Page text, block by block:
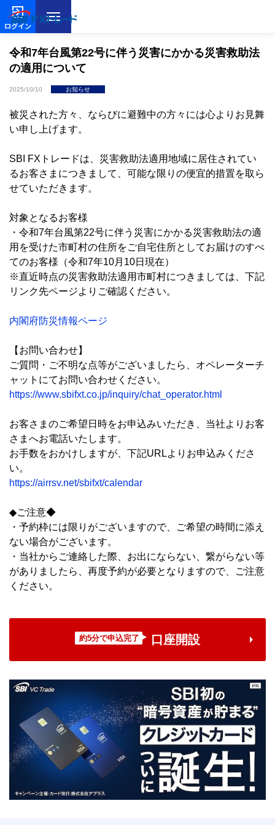
ログイン
令和7年台風第22号に伴う災害にかかる災害救助法
の適用について
2025/10/10 お知らせ
被災された方々、ならびに避難中の方々には心よりお見舞
い申し上げます。
SBI FXトレードは、災害救助法適用地域に居住されてい
るお客さまにつきまして、可能な限りの便宜的措置を取ら
せていただきます。
対象となるお客様
・令和7年台風第22号に伴う災害にかかる災害救助法の適
用を受けた市町村の住所をご自宅住所としてお届けのすべ
てのお客様（令和7年10月10日現在）
※直近時点の災害救助法適用市町村につきましては、下記
リンク先ページよりご確認ください。
内閣府防災情報ページ
【お問い合わせ】
ご質問・ご不明な点等がございましたら、オペレーターチ
ャットにてお問い合わせください。
https://www.sbifxt.co.jp/inquiry/chat_operator.html
お客さまのご希望日時をお申込みいただき、当社よりお客
さまへお電話いたします。
お手数をおかけしますが、下記URLよりお申込みくださ
い。
https://airrsv.net/sbifxt/calendar
◆ご注意◆
・予約枠には限りがございますので、ご希望の時間に添え
ない場合がございます。
・当社からご連絡した際、お出にならない、繋がらない等
がありましたら、再度予約が必要となりますので、ご注意
ください。
約5分で申込完了 口座開設